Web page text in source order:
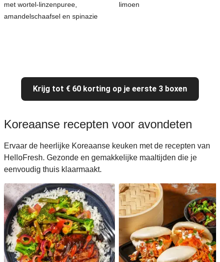
met wortel-linzenpuree,
amandelschaafsel en spinazie
limoen
Krijg tot € 60 korting op je eerste 3 boxen
Koreaanse recepten voor avondeten
Ervaar de heerlijke Koreaanse keuken met de recepten van
HelloFresh. Gezonde en gemakkelijke maaltijden die je
eenvoudig thuis klaarmaakt.